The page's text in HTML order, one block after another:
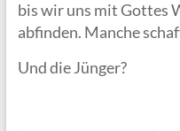
bis wir uns mit Gottes
abfinden. Manche
Und die Jünger?